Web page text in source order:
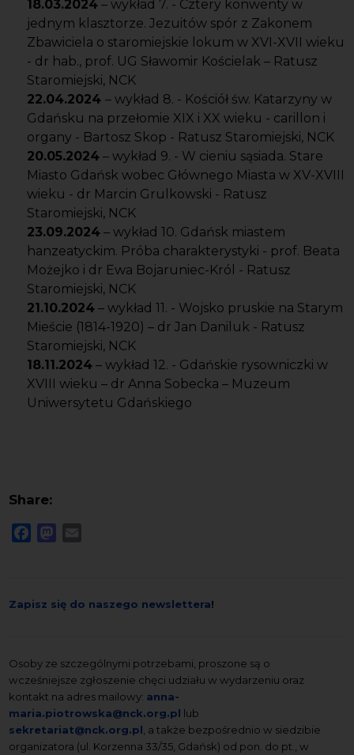
18.03.2024– wykład 7. - Cztery konwenty w
jednym klasztorze. Jezuitów spór z Zakonem
Zbawiciela o staromiejskie lokum w XVI-XVII wieku
- dr hab., prof. UG Sławomir Kościelak – Ratusz
Staromiejski, NCK
22.04.2024 – wykład 8. - Kościół św. Katarzyny w
Gdańsku na przełomie XIX i XX wieku - carillon i
organy - Bartosz Skop - Ratusz Staromiejski, NCK
20.05.2024– wykład 9. - W cieniu sąsiada. Stare
Miasto Gdańsk wobec Głównego Miasta w XV-XVIII
wieku - dr Marcin Grulkowski - Ratusz
Staromiejski, NCK
23.09.2024– wykład 10. Gdańsk miastem
hanzeatyckim. Próba charakterystyki - prof. Beata
Możejko i dr Ewa Bojaruniec-Król - Ratusz
Staromiejski, NCK
21.10.2024– wykład 11. - Wojsko pruskie na Starym
Mieście (1814-1920) – dr Jan Daniluk - Ratusz
Staromiejski, NCK
18.11.2024– wykład 12. - Gdańskie rysowniczki w
XVIII wieku – dr Anna Sobecka – Muzeum
Uniwersytetu Gdańskiego
Share:
FacebookMastodon
Zapisz się do naszego newslettera!
Osoby ze szczególnymi potrzebami, proszone są o
wcześniejsze zgłoszenie chęci udziału w wydarzeniu oraz
kontakt na adres mailowy: anna-
maria.piotrowska@nck.org.pl lub
sekretariat@nck.org.pl , a także bezpośrednio w siedzibie
organizatora (ul. Korzenna 33/35, Gdańsk) od pon. do pt., w